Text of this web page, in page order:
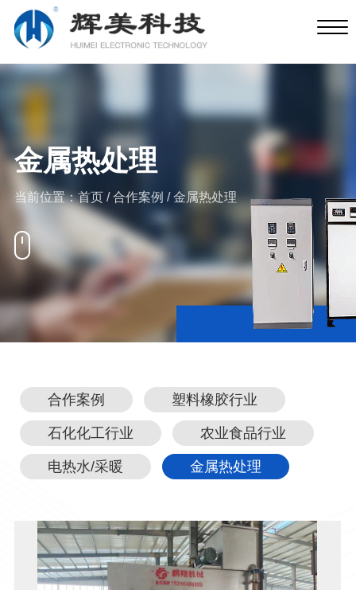
金属热处理
当前位置：首页/合作案例 /金属热处理
合作案例 塑料橡胶行业
石化化工行业 农业食品行业
电热水/采暖 金属热处理